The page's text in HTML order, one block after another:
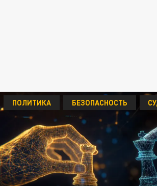
ПОЛИТИКА БЕЗОПАСНОСТЬ